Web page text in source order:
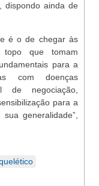
dispondo ainda de
é o de chegar às
topo que tomam
para a
com doenças
de negociação,
para a
generalidade”,